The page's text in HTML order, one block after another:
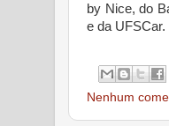
by Nice, do
e da UFSCar.
Nenhum